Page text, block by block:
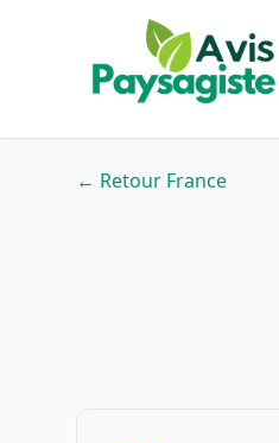
← Retour France